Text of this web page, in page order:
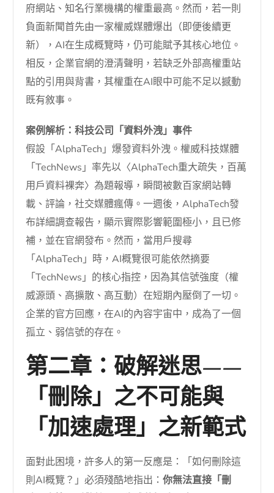
府網站、知名行業機構的權重最高。然而，若一則
負面新聞首先由一家權威媒體爆出（即便後續更
新），AI在生成概覽時，仍可能賦予其核心地位。
相反，企業官網的澄清聲明，若缺乏外部高權重站
點的引用與背書，其權重在AI眼中可能不足以撼動
既有敘事。
案例解析：科技公司「資料外洩」事件
假設「AlphaTech」爆發資料外洩。權威科技媒體
「TechNews」率先以〈AlphaTech重大疏失，百萬
用戶資料裸奔〉為題報導，瞬間被數百家網站轉
載、評論，社交媒體瘋傳。一週後，AlphaTech發
布詳細調查報告，顯示實際影響範圍極小，且已修
補，並在官網發布。然而，當用戶搜尋
「AlphaTech」時，AI概覽很可能依然摘要
「TechNews」的核心指控，因為其信號強度（權
威源頭、高擴散、高互動）在短期內壓倒了一切。
企業的官方回應，在AI的內容宇宙中，成為了一個
孤立、弱信號的存在。
第二章：破解迷思——
「刪除」之不可能與
「加速處理」之新範式
面對此困境，許多人的第一反應是：「如何刪除這
則AI概覽？」必須殘酷地指出：你無法直接「刪